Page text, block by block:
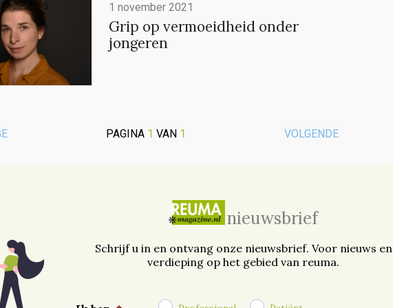
1 november 2021
Grip op vermoeidheid onder
jongeren
PAGINA 1 VAN 1 VOLGENDE
nieuwsbrief
Schrijf u in en ontvang onze nieuwsbrief. Voor nieuws en
verdieping op het gebied van reuma.